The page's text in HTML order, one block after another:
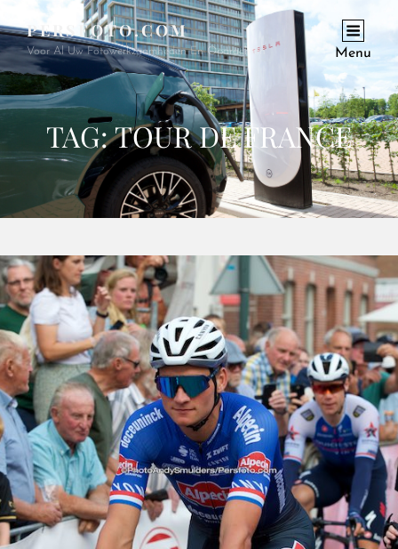
PERSFOTO.COM
Voor Al Uw Fotowerkzaamheden En Opdrachten Menu
TAG:TOUR DE FRANCE